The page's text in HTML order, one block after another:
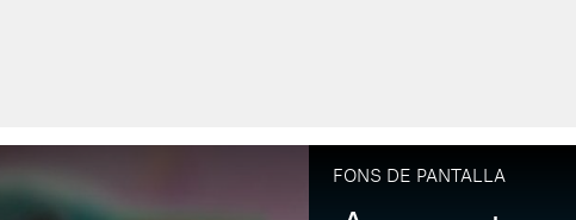
FONS DE PANTALLA